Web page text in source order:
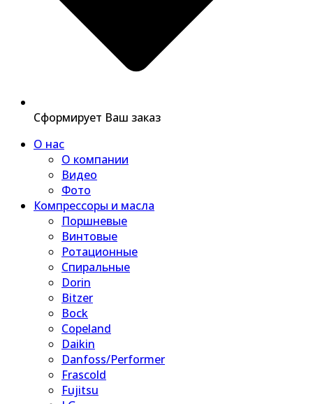
Сформирует Ваш заказ
О нас
О компании
Видео
Фото
Компрессоры и масла
Поршневые
Винтовые
Ротационные
Спиральные
Dorin
Bitzer
Bock
Copeland
Daikin
Danfoss/Performer
Frascold
Fujitsu